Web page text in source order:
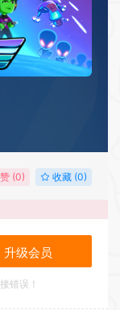
(0) 收藏 (0)
升级会员
错误！